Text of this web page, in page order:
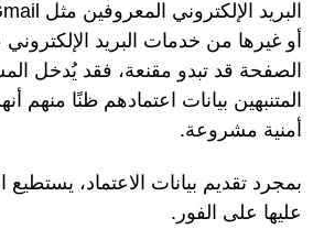
أو غيرها من خدمات البريد الإلكتروني
الصفحة قد تبدو مقنعة، فقد يُدخل
المتنبهين بيانات اعتمادهم ظنًا منهم
أمنية مشروعة.
بمجرد تقديم بيانات الاعتماد، يستطيع
عليها على الفور.